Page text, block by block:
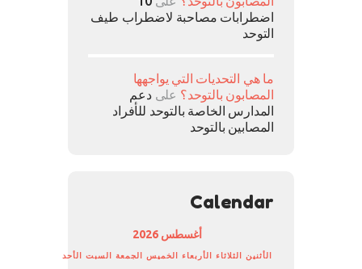
اضطرابات مصاحبة لاضطراب طيف
التوحد
ما هي التحديات التي يواجهها
المصابون بالتوحد؟ علىدعم
المدارس الخاصة بالتوحد للأفراد
المصابين بالتوحد
Calendar
أغسطس 2026
الأثنين الثلاثاء الأربعاء الخميس الجمعة السبت الأحد